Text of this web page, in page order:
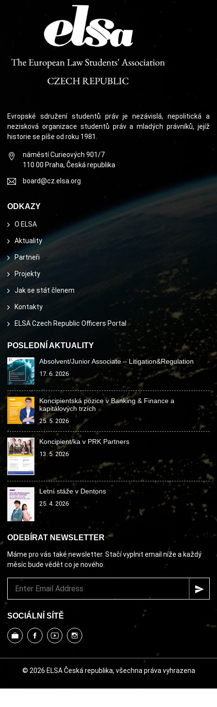
Evropské sdružení studentů práv je nezávislá, nepolitická a
nezisková organizace studentů práv a mladých právníků, jejíž
historie se píše od roku 1981.
náměstí Curieových 901/7
110 00 Praha, Česká republika
board@cz.elsa.org
ODKAZY
O ELSA
Aktuality
Partneři
Projekty
Jak se stát členem
Kontakty
ELSA Czech Republic Officers Portal
POSLEDNÍ AKTUALITY
Absolvent/Junior Associate – Litigation&Regulation
17. 6. 2026
Koncipientská pozice v Banking & Finance a
kapitálových trzích
25. 5. 2026
Koncipient/ka v PRK Partners
13. 5. 2026
Letní stáže v Dentons
25. 4. 2026
ODEBÍRAT NEWSLETTER
Máme pro vás také newsletter. Stačí vyplnit email níže a každý
měsíc bude vědět co je nového.
SOCIÁLNÍ SÍTĚ
© 2026 ELSA Česká republika, všechna práva vyhrazena